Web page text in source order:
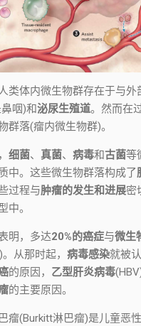
类体内微生物群存在于与
咽)和泌尿生殖道。然而在
群落(瘤内微生物群)。
细菌、 真菌、 病毒和古菌等
中。这些微生物群落构成了
过程与肿瘤的发生和进展密
中。
明，多达20%的癌症与微生
从那时起， 病毒感染就被
的原因， 乙型肝炎病毒
的主要原因。
瘤(Burkitt淋巴瘤)是儿童恶